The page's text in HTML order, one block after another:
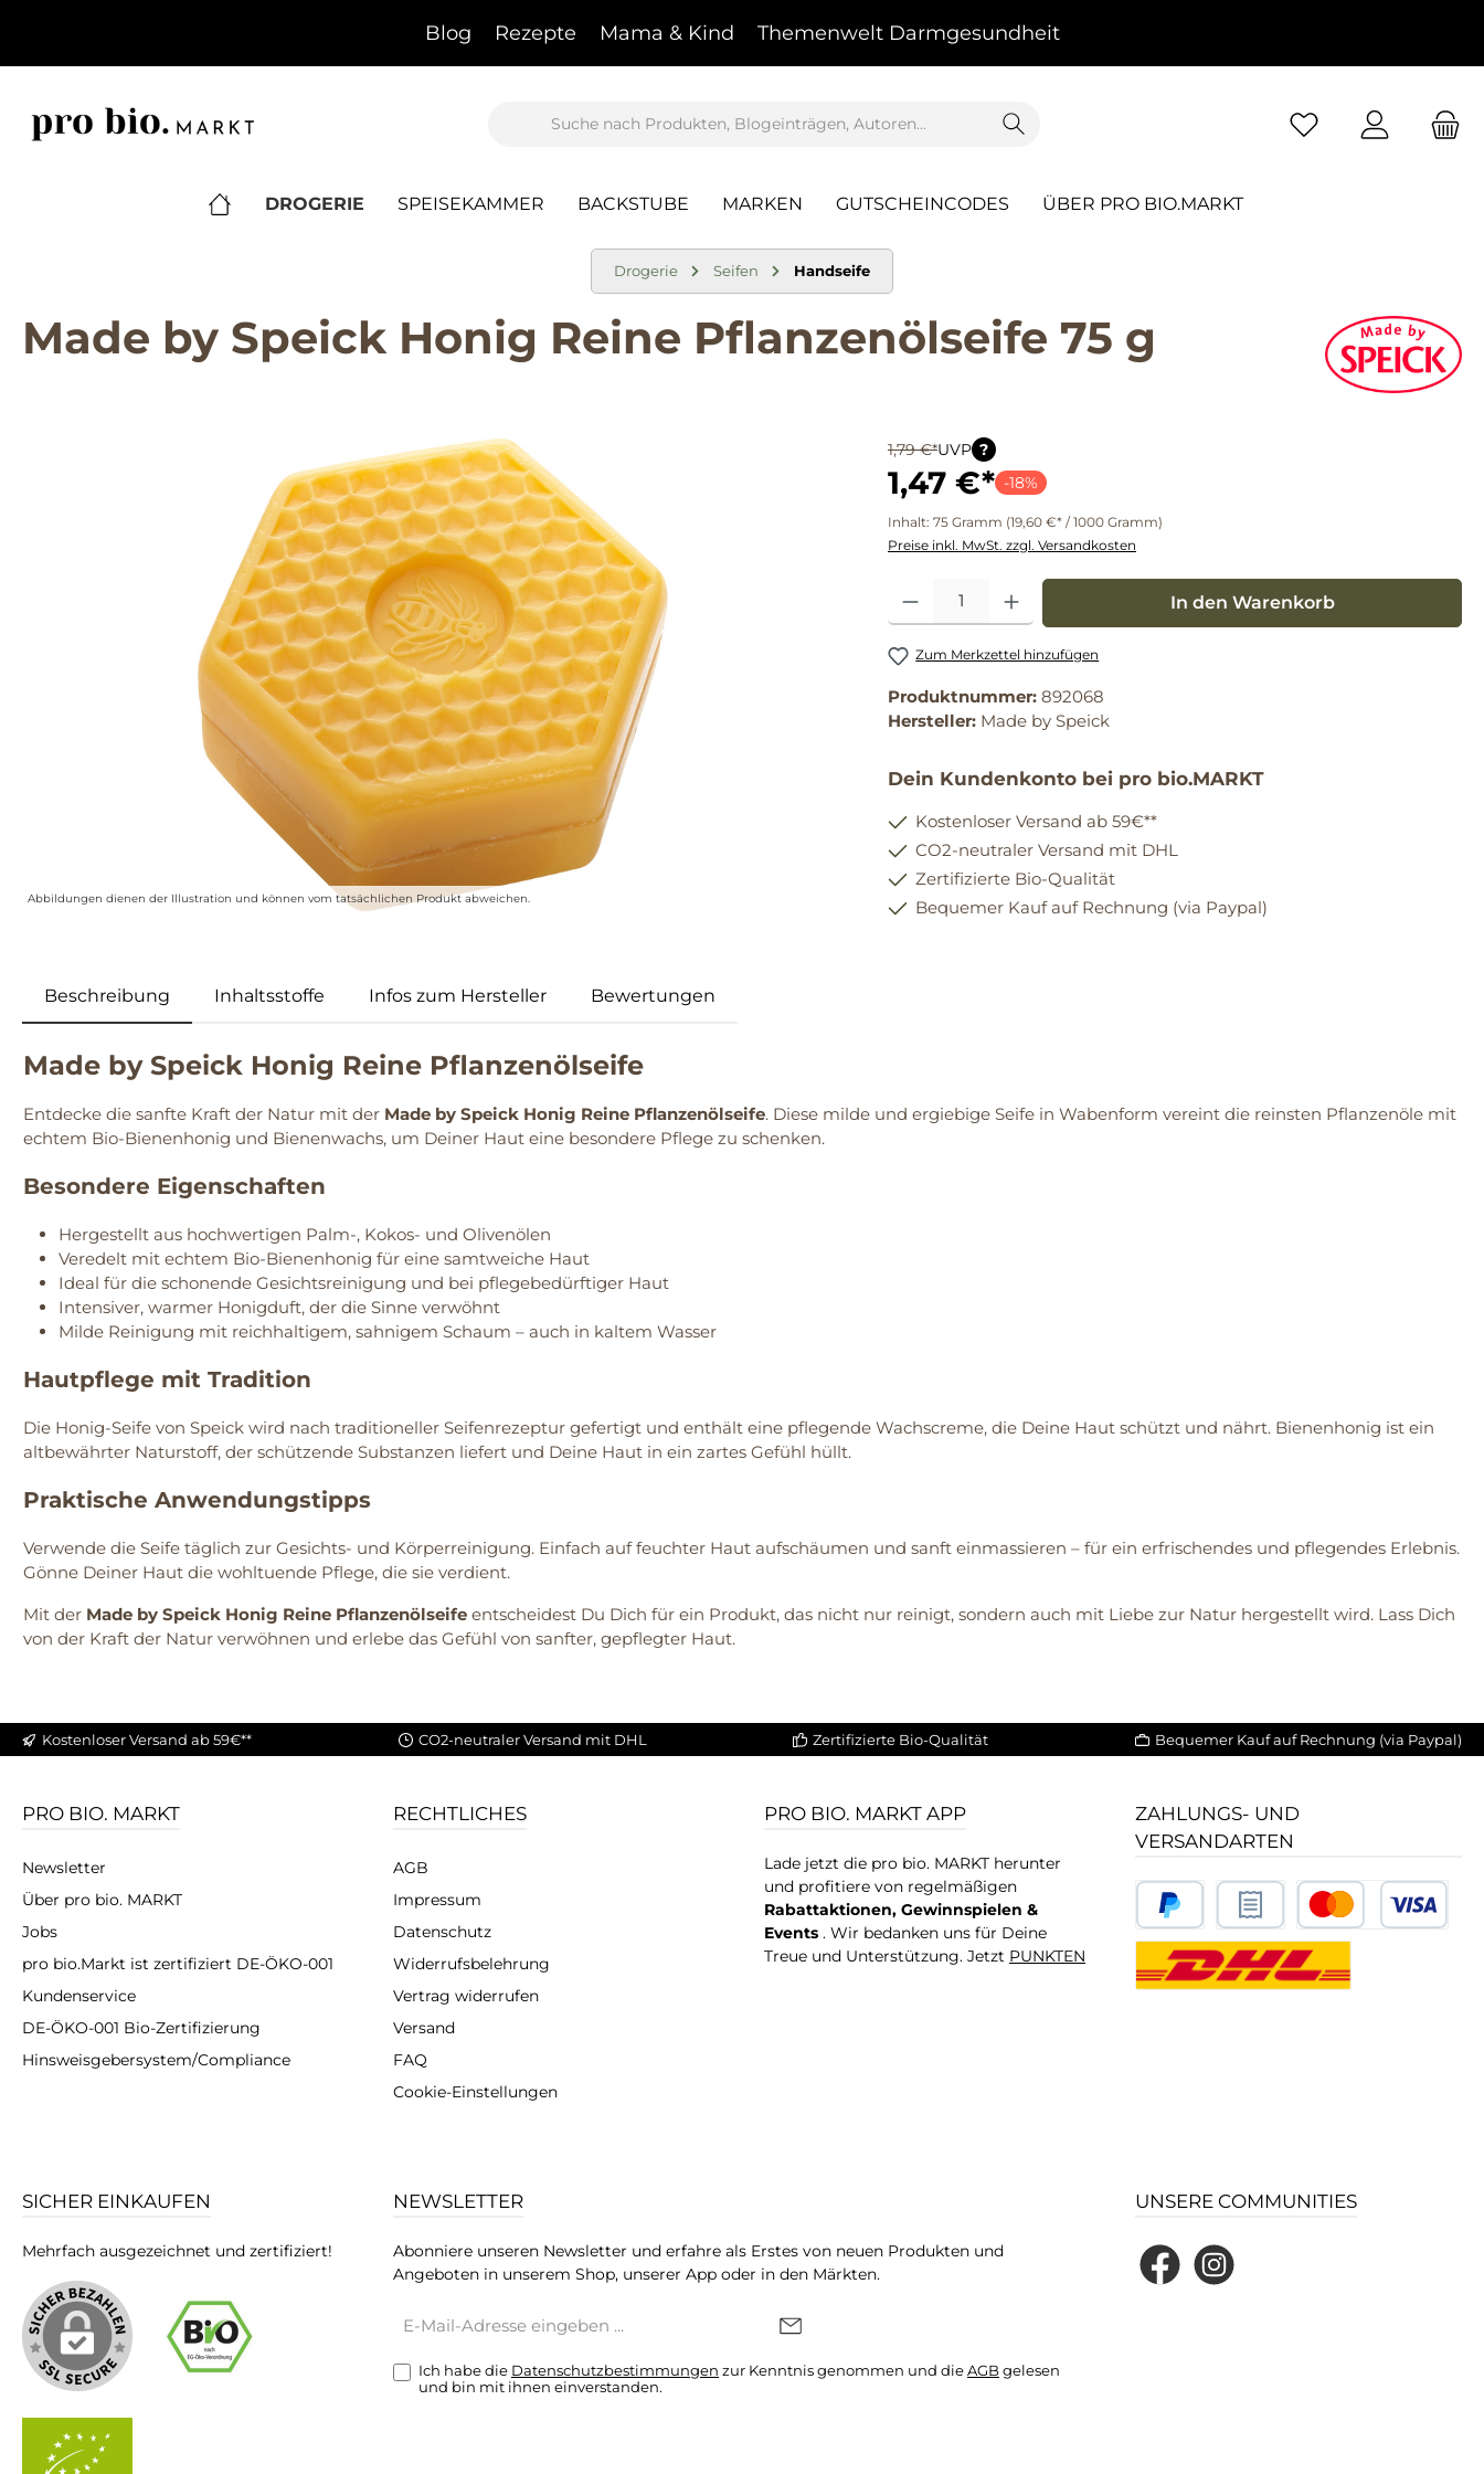
Blog Rezepte Mama & Kind Themenwelt Darmgesundheit
DROGERIE SPEISEKAMMER BACKSTUBE MARKEN GUTSCHEINCODES ÜBER PRO BIO.MARKT
Drogerie Seifen Handseife
Made by Speick Honig Reine Pflanzenölseife 75 g
Abbildungen dienen der Illustration und können vom tatsächlichen Produkt abweichen.
1,79 €*UVP ?
1,47 €* -18%
Inhalt: 75 Gramm (19,60 €* / 1000 Gramm)
Preise inkl. MwSt. zzgl. Versandkosten
Produkt Anzahl: Gib den gewünschten Wert ein oder benutze die Schaltflächen um die
In den Warenkorb
Zum Merkzettel hinzufügen
Produktnummer: 892068
Hersteller: Made by Speick
Dein Kundenkonto bei pro bio.MARKT
Kostenloser Versand ab 59€**
CO2-neutraler Versand mit DHL
Zertifizierte Bio-Qualität
Bequemer Kauf auf Rechnung (via Paypal)
Beschreibung Inhaltsstoffe Infos zum Hersteller Bewertungen
Made by Speick Honig Reine Pflanzenölseife
Entdecke die sanfte Kraft der Natur mit der Made by Speick Honig Reine Pflanzenölseife. Diese milde und ergiebige Seife in Wabenform vereint die reinsten Pflanzenöle mit
echtem Bio-Bienenhonig und Bienenwachs, um Deiner Haut eine besondere Pflege zu schenken.
Besondere Eigenschaften
Hergestellt aus hochwertigen Palm-, Kokos- und Olivenölen
Veredelt mit echtem Bio-Bienenhonig für eine samtweiche Haut
Ideal für die schonende Gesichtsreinigung und bei pflegebedürftiger Haut
Intensiver, warmer Honigduft, der die Sinne verwöhnt
Milde Reinigung mit reichhaltigem, sahnigem Schaum – auch in kaltem Wasser
Hautpflege mit Tradition
Die Honig-Seife von Speick wird nach traditioneller Seifenrezeptur gefertigt und enthält eine pflegende Wachscreme, die Deine Haut schützt und nährt. Bienenhonig ist ein
altbewährter Naturstoff, der schützende Substanzen liefert und Deine Haut in ein zartes Gefühl hüllt.
Praktische Anwendungstipps
Verwende die Seife täglich zur Gesichts- und Körperreinigung. Einfach auf feuchter Haut aufschäumen und sanft einmassieren – für ein erfrischendes und pflegendes Erlebnis.
Gönne Deiner Haut die wohltuende Pflege, die sie verdient.
Mit der Made by Speick Honig Reine Pflanzenölseife entscheidest Du Dich für ein Produkt, das nicht nur reinigt, sondern auch mit Liebe zur Natur hergestellt wird. Lass Dich
von der Kraft der Natur verwöhnen und erlebe das Gefühl von sanfter, gepflegter Haut.
Kostenloser Versand ab 59€** CO2-neutraler Versand mit DHL Zertifizierte Bio-Qualität Bequemer Kauf auf Rechnung (via Paypal)
PRO BIO. MARKT
Newsletter
Über pro bio. MARKT
Jobs
pro bio.Markt ist zertifiziert DE-ÖKO-001
Kundenservice
DE-ÖKO-001 Bio-Zertifizierung
Hinsweisgebersystem/Compliance
RECHTLICHES
AGB
Impressum
Datenschutz
Widerrufsbelehrung
Vertrag widerrufen
Versand
FAQ
Cookie-Einstellungen
PRO BIO. MARKT APP
Lade jetzt die pro bio. MARKT herunter
und profitiere von regelmäßigen
Rabattaktionen, Gewinnspielen &
Events . Wir bedanken uns für Deine
Treue und Unterstützung. Jetzt PUNKTEN
ZAHLUNGS- UND
VERSANDARTEN
SICHER EINKAUFEN
Mehrfach ausgezeichnet und zertifiziert!
NEWSLETTER
Abonniere unseren Newsletter und erfahre als Erstes von neuen Produkten und
Angeboten in unserem Shop, unserer App oder in den Märkten.
Mail-
Ich habe die Datenschutzbestimmungen zur Kenntnis genommen und dieAGBgelesen
und bin mit ihnen einverstanden.
UNSERE COMMUNITIES
FacebookInstagram